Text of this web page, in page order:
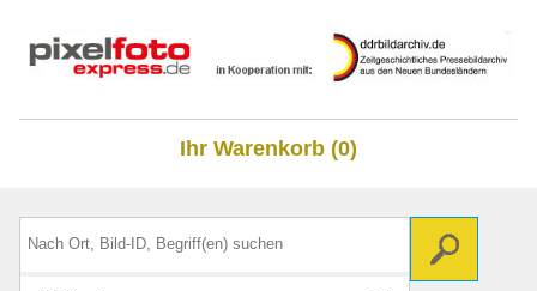
Ihr Warenkorb (0)